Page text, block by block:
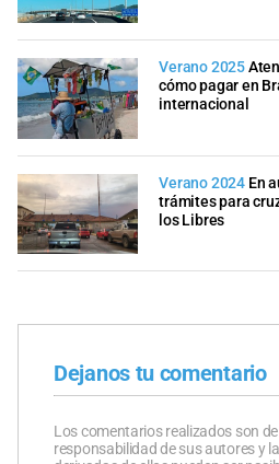
Verano 2025
cómo pagar en
internacional
Verano 2024 En
trámites para
los Libres
Dejanos tu comentario
Los comentarios realizados son
responsabilidad de sus autores y